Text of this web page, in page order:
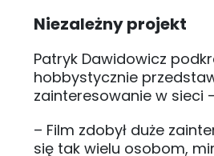
Niezależny projekt
Patryk Dawidowicz
hobbystycznie
zainteresowanie w sieci
– Film zdobył duże
się tak wielu osobom,